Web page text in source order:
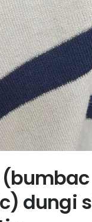
(bumbac
dungi